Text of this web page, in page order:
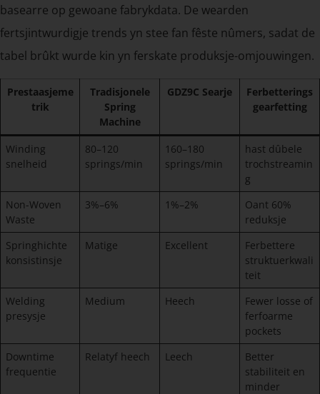
basearre op gewoane fabrykdata. De wearden
fertsjintwurdigje trends yn stee fan fêste nûmers, sadat de
tabel brûkt wurde kin yn ferskate produksje-omjouwingen.
Prestaasjeme
trik
Tradisjonele
Spring
Machine
GDZ9C Searje
Ferbetterings
gearfetting
Winding
snelheid
80–120
springs/min
160–180
springs/min
hast dûbele
trochstreamin
g
Non-Woven
Waste
3%–6% 1%–2%
Oant 60%
reduksje
Springhichte
konsistinsje
Matige Excellent
Ferbettere
struktuerkwali
teit
Welding
presysje
Medium Heech
Fewer losse of
ferfoarme
pockets
Downtime
frequentie
Relatyf heech Leech
Better
stabiliteit en
minder